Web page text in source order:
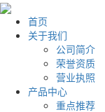
首页
关于我们
公司简介
荣誉资质
营业执照
产品中心
重点推荐